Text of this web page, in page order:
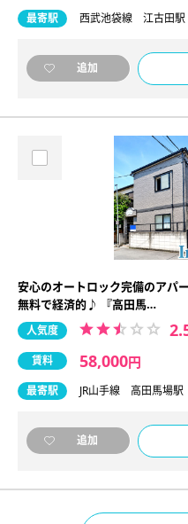
最寄駅 西武池袋線 江古田
追加
安心のオートロック完備のアパ
無料で経済的♪ 『高田馬…
人気度
賃料 58,000円
最寄駅 JR山手線 高田馬場
追加